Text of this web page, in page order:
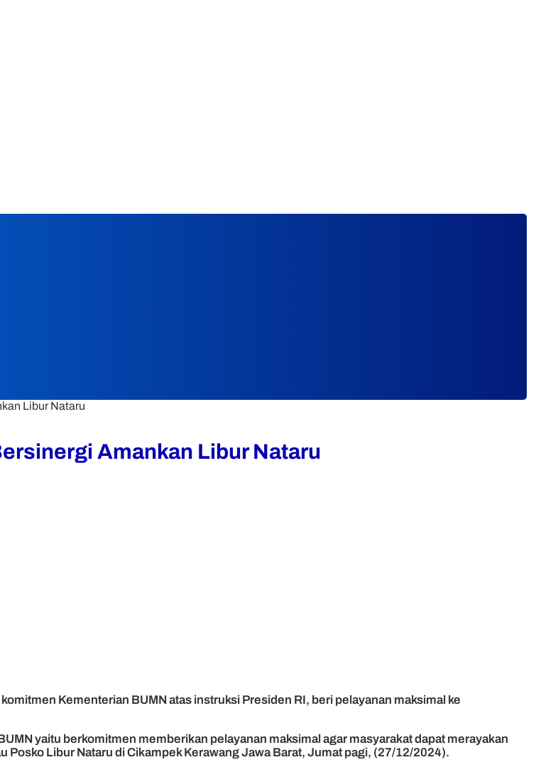
Libur Nataru
Amankan Libur Nataru
Kementerian BUMN atas instruksi Presiden RI, beri pelayanan maksimal ke
yaitu berkomitmen memberikan pelayanan maksimal agar masyarakat dapat merayakan
Libur Nataru di Cikampek Kerawang Jawa Barat, Jumat pagi, (27/12/2024).